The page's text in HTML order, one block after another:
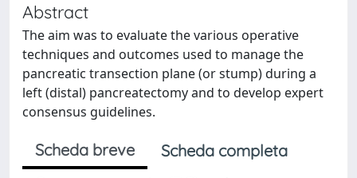
Abstract
The aim was to evaluate the various operative
techniques and outcomes used to manage the
pancreatic transection plane (or stump) during a
left (distal) pancreatectomy and to develop expert
consensus guidelines.
Scheda breve
Scheda completa